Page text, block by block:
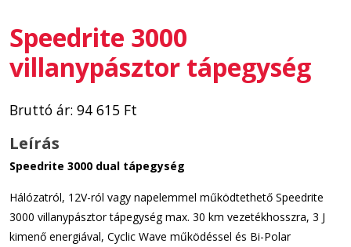
Speedrite 3000
villanypásztor tápegység
Bruttó ár:94 615 Ft
Leírás
Speedrite 3000 dual tápegység
Hálózatról, 12V-ról vagy napelemmel működtethető Speedrite
3000 villanypásztor tápegység max. 30 km vezetékhosszra, 3 J
kimenő energiával, Cyclic Wave működéssel és Bi-Polar